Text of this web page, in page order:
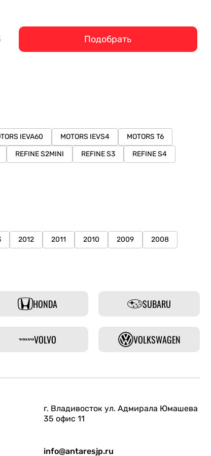
Подобрать
IEVA60 MOTORS IEVS4
MOTORS T6
REFINE S2MINI REFINE S3
REFINE S4
2012 2011 2010 2009
2008
HONDA SUBARU
VOLVO VOLKSWAGEN
г. Владивосток ул. Адмирала Юмашева
35 офис 11
info@antaresjp.ru